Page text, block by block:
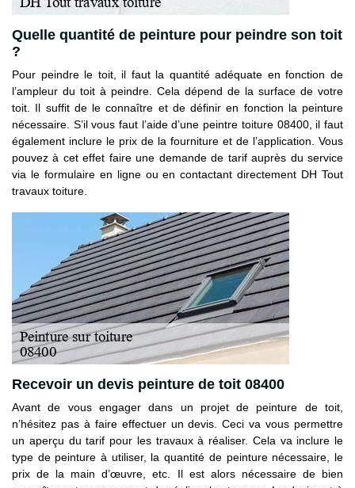
Quelle quantité de peinture pour peindre son toit
?
Pour peindre le toit, il faut la quantité adéquate en fonction de
l’ampleur du toit à peindre. Cela dépend de la surface de votre
toit. Il suffit de le connaître et de définir en fonction la peinture
nécessaire. S’il vous faut l’aide d’une peintre toiture 08400, il faut
également inclure le prix de la fourniture et de l’application. Vous
pouvez à cet effet faire une demande de tarif auprès du service
via le formulaire en ligne ou en contactant directement DH Tout
travaux toiture.
Recevoir un devis peinture de toit 08400
Avant de vous engager dans un projet de peinture de toit,
n’hésitez pas à faire effectuer un devis. Ceci va vous permettre
un aperçu du tarif pour les travaux à réaliser. Cela va inclure le
type de peinture à utiliser, la quantité de peinture nécessaire, le
prix de la main d’œuvre, etc. Il est alors nécessaire de bien